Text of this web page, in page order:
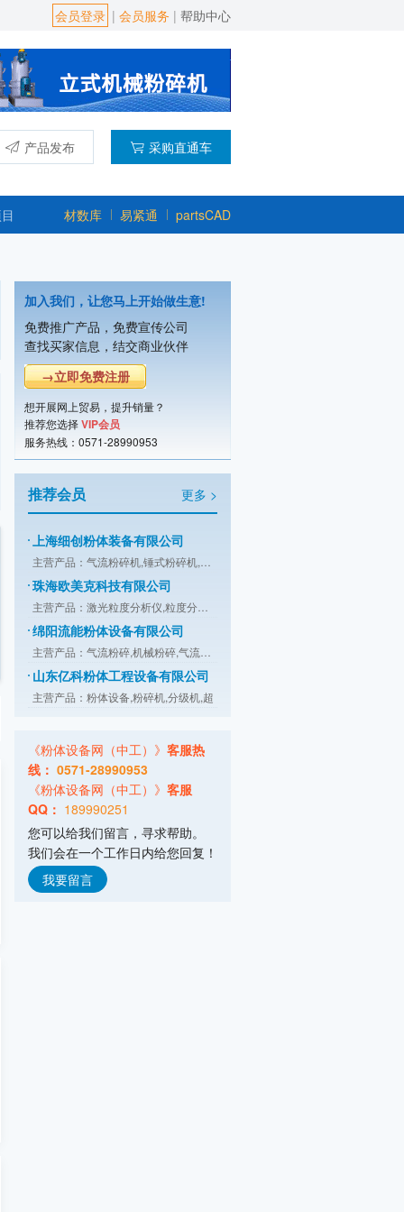
会员登录 | 会员服务 | 帮助中心
产品发布 采购直通车
材数库 易紧通 partsCAD
加入我们，让您马上开始做生意!
免费推广产品，免费宣传公司
查找买家信息，结交商业伙伴
→立即免费注册
想开展网上贸易，提升销量？
推荐您选择VIP会员
服务热线：0571-28990953
推荐会员 更多 >
主营产品：混合机,粉碎机,振动筛,输送
重庆帕泰克机械设备制造有限公司
潍坊市友信粉体设备有限公司
江阴市天勤机械制造有限公司
主营产品：涡轮粉碎机,高效粉碎机,万能
上海细创粉体装备有限公司
主营产品：气流粉碎机,锤式粉碎机,分级
珠海欧美克科技有限公司
主营产品：激光粒度分析仪,粒度分析仪,
绵阳流能粉体设备有限公司
山东亿科粉体工程设备有限公司
主营产品：粉体设备,粉碎机,分级机,超
康柏斯粉粒体输送系统（北京）有限公司
主营产品：喂料与配料系统,干燥与冷却,
主营产品：HLM系列立式磨,HLMX系列超细
广东智子智能技术有限公司
主营产品：拆包,投料,输送,储存,计量,
山东埃尔派粉体科技股份有限公司
主营产品：粉体技术,粉体装备
弗格森输送机械(常州)有限公司
《粉体设备网（中工）》 客服热
线： 0571-28990953
《粉体设备网（中工）》 客服
QQ： 189990251
您可以给我们留言，寻求帮助。
我们会在一个工作日内给您回复！
我要留言